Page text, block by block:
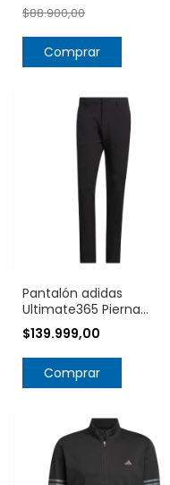
$88.900,00
Comprar
Pantalón adidas
Ultimate365 Pierna
Cónica IT7859
$139.999,00
Comprar